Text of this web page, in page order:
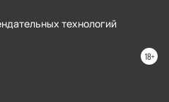
технологий